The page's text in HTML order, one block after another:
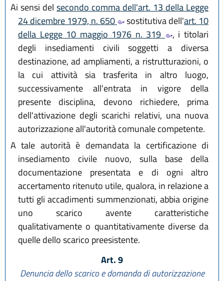
Ai sensi del secondo comma dell'art. 13 della Legge
24 dicembre 1979, n. 650
sostitutiva dell'art. 10
della Legge 10 maggio 1976 n. 319
, i titolari
degli insediamenti civili soggetti a diversa
destinazione, ad ampliamenti, a ristrutturazioni, o
la cui attività sia trasferita in altro luogo,
successivamente all'entrata in vigore della
presente disciplina, devono richiedere, prima
dell'attivazione degli scarichi relativi, una nuova
autorizzazione all'autorità comunale competente.
A tale autorità è demandata la certificazione di
insediamento civile nuovo, sulla base della
documentazione presentata e di ogni altro
accertamento ritenuto utile, qualora, in relazione a
tutti gli accadimenti summenzionati, abbia origine
uno scarico avente caratteristiche
qualitativamente o quantitativamente diverse da
quelle dello scarico preesistente.
Art. 9
Denuncia dello scarico e domanda di autorizzazione